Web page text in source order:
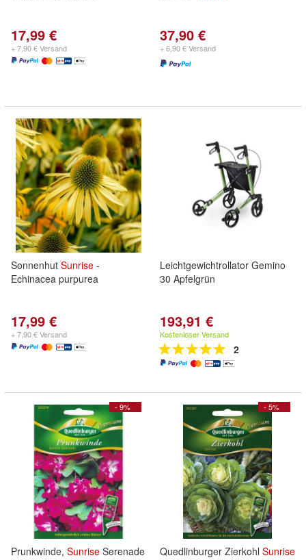
17,99 €
+ 7,90 € Versand
37,90 €
+ 6,90 € Versand
Sonnenhut Sunrise -
Echinacea purpurea
17,99 €
+ 7,90 € Versand
Leichtgewichtrollator Gemino
30 Apfelgrün
193,91 €
Kostenloser Versand
2
- 9%
Prunkwinde, Sunrise Serenade
- 5%
Quedlinburger Zierkohl Sunrise